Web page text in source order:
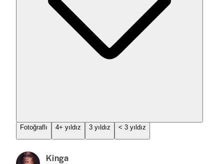
Fotoğraflı 4+ yıldız 3 yıldız < 3 yıldız
Kinga